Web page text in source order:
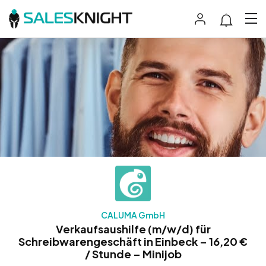
CALUMA GmbH
Verkaufsaushilfe (m/w/d) für
Schreibwarengeschäft in Einbeck – 16,20 €
/ Stunde – Minijob